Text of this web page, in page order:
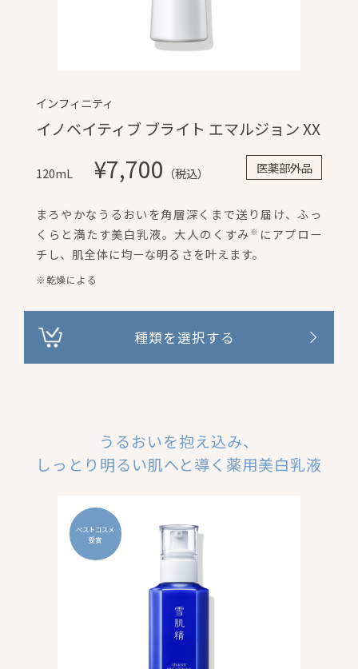
インフィニティ
イノベイティブ ブライト エマルジョン XX
120mL ¥7,700 （税込） 医薬部外品
まろやかなうるおいを角層深くまで送り届け、ふっ
くらと満たす美白乳液。大人のくすみ ※ にアプロー
チし、肌全体に均ーな明るさを叶えます。
※乾燥による
種類を選択する
うるおいを抱え込み、
しっとり明るい肌へと導く薬用美白乳液
ベストコスメ
受賞